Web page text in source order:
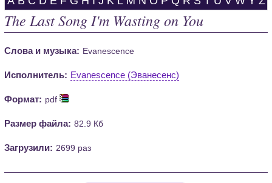
The Last Song I'm Wasting on You
Слова и музыка: Evanescence
Исполнитель: Evanescence (Эванесенс)
Формат: pdf
Размер файла: 82.9 Кб
Загрузили: 2699 раз